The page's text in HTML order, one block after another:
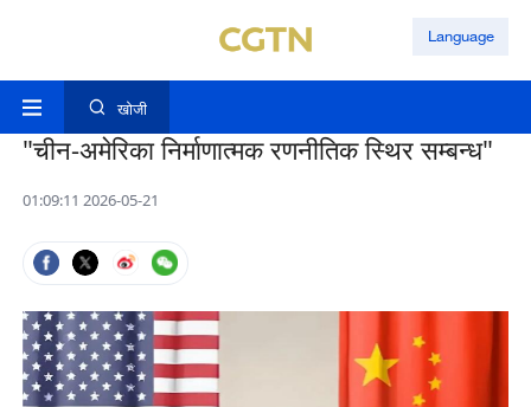
Language
खोजी
"चीन-अमेरिका निर्माणात्मक रणनीतिक स्थिर सम्बन्ध"
01:09:11 2026-05-21